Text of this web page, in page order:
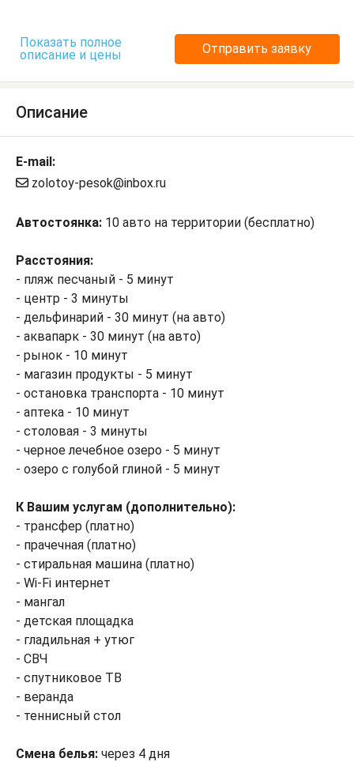
Показать полное
описание и цены
Отправить заявку
Описание
E-mail:
zolotoy-pesok@inbox.ru
Автостоянка: 10 авто на территории (бесплатно)
Расстояния:
- пляж песчаный - 5 минут
- центр - 3 минуты
- дельфинарий - 30 минут (на авто)
- аквапарк - 30 минут (на авто)
- рынок - 10 минут
- магазин продукты - 5 минут
- остановка транспорта - 10 минут
- аптека - 10 минут
- столовая - 3 минуты
- черное лечебное озеро - 5 минут
- озеро с голубой глиной - 5 минут
К Вашим услугам (дополнительно):
- трансфер (платно)
- прачечная (платно)
- стиральная машина (платно)
- Wi-Fi интернет
- мангал
- детская площадка
- гладильная + утюг
- СВЧ
- спутниковое ТВ
- веранда
- теннисный стол
Смена белья: через 4 дня